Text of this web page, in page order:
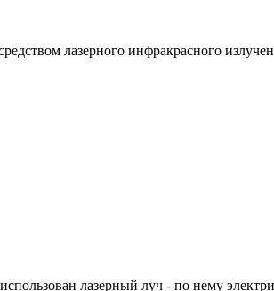
лазерного инфракрасного
лазерный луч - по нему